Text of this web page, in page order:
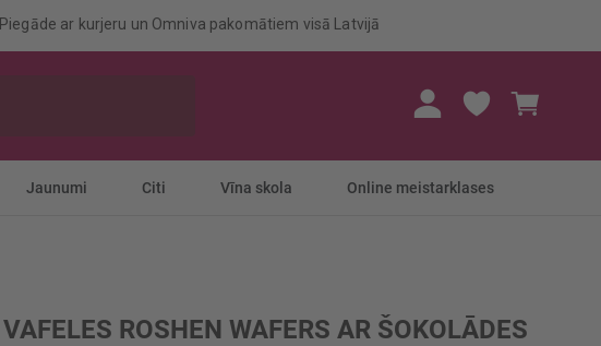
Piegāde ar kurjeru un Omniva pakomātiem visā Latvijā
Jaunumi Citi Vīna skola Online meistarklases
VAFELES ROSHEN WAFERS AR ŠOKOLĀDES